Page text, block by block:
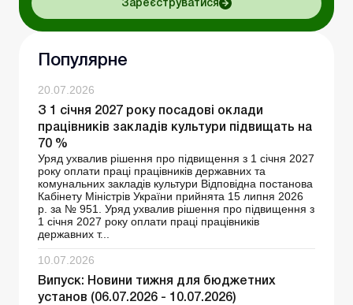
Зареєструватися
Популярне
20.07.2026
З 1 січня 2027 року посадові оклади
працівників закладів культури підвищать на
70 %
Уряд ухвалив рішення про підвищення з 1 січня 2027
року оплати праці працівників державних та
комунальних закладів культури Відповідна постанова
Кабінету Міністрів України прийнята 15 липня 2026
р. за № 951. Уряд ухвалив рішення про підвищення з
1 січня 2027 року оплати праці працівників
державних т...
10.07.2026
Випуск: Новини тижня для бюджетних
установ (06.07.2026 - 10.07.2026)